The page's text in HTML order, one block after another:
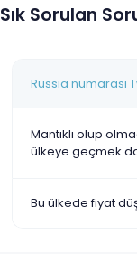
Sık Sorulan
Russia numarası
Mantıklı olup
ülkeye geçmek
Bu ülkede fiyat